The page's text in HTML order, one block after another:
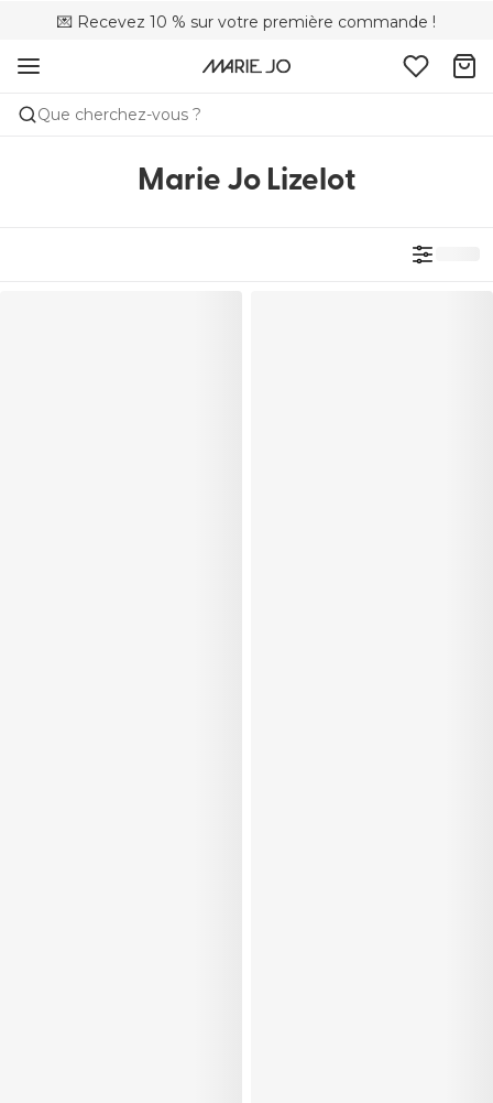
💌 Recevez 10 % sur votre première commande !
🚚 Livraison gratuite à partir de CHF 150
📦 Retours gratuits
Que cherchez-vous ?
Marie Jo Lizelot